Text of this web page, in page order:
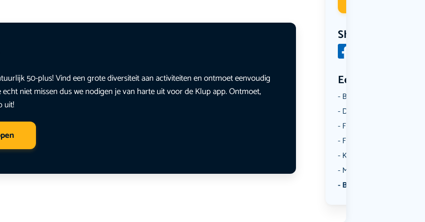
Share
Een aantal
Borrelen
Dansen
Fietsen
Film
Kunst & Cultuur
Muziek
Bekijk alle categorieën
50-plus! Vind een grote diversiteit aan activiteiten en ontmoet eenvoudig
echt niet missen dus we nodigen je van harte uit voor de Klup app. Ontmoet,
uit!